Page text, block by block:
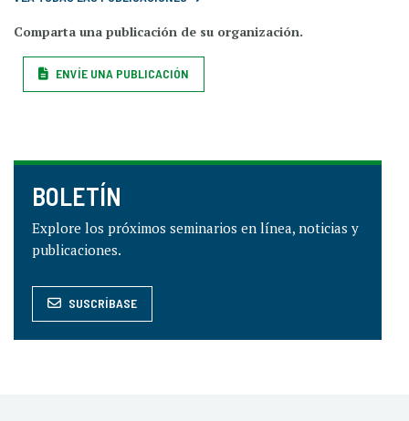
Comparta una publicación de su organización.
ENVÍE UNA PUBLICACIÓN
BOLETÍN
Explore los próximos seminarios en línea, noticias y
publicaciones.
SUSCRÍBASE